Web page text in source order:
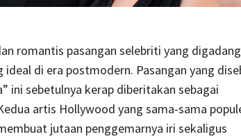
romantis pasangan selebriti yang
ideal di era postmodern. Pasangan yang
ini sebetulnya kerap diberitakan sebagai
artis Hollywood yang sama-sama
jutaan penggemarnya iri sekaligus